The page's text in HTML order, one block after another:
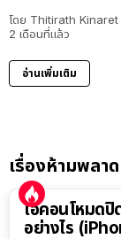
โดย Thitirath Kinaret
2 เดือนที่แล้ว
อ่านเพิ่มเติม
เรื่องห้ามพลาด
ไอคอนโหมดปิ
อย่างไร